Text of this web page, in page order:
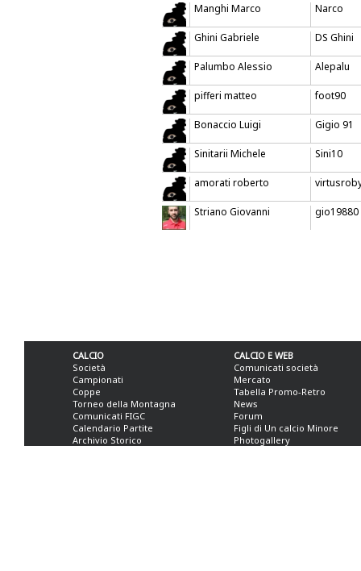
Manghi Marco Narco
Ghini Gabriele DS Ghini
Palumbo Alessio Alepalu
pifferi matteo foot90
Bonaccio Luigi Gigio 91
Sinitarii Michele Sini10
amorati roberto
Striano Giovanni gio19880
CALCIO
Società
Campionati
Coppe
Torneo della Montagna
Comunicati FIGC
Calendario Partite
Archivio Storico
CALCIO E WEB
Comunicati società
Mercato
Tabella Promo-Retro
News
Forum
Figli di Un calcio Minore
Photogallery